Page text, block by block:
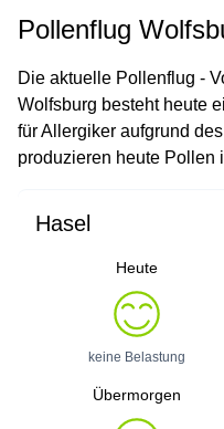
Pollenflug
Die aktuelle Pollenflug -
Wolfsburg besteht heute
für Allergiker aufgrund
produzieren heute Pollen
Hasel
Heute
keine Belastung
Übermorgen